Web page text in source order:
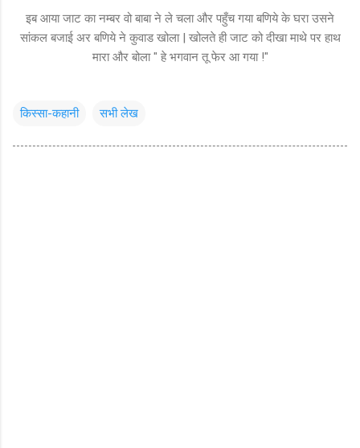
इब आया जाट का नम्बर वो बाबा ने ले चला और पहुँच गया बणिये के घरा उसने
सांकल बजाई अर बणिये ने कुवाड खोला | खोलते ही जाट को दीखा माथे पर हाथ
मारा और बोला " हे भगवान तू फेर आ गया !"
किस्सा-कहानी सभी लेख